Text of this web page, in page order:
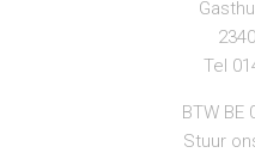
Tel
BTW BE
Stuur